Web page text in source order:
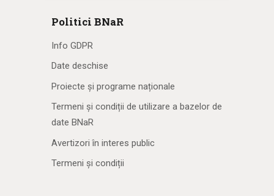
Politici BNaR
Info GDPR
Date deschise
Proiecte și programe naționale
Termeni și condiții de utilizare a bazelor de
date BNaR
Avertizori în interes public
Termeni și condiții